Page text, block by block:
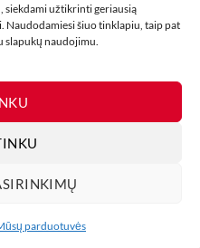
siekdami užtikrinti geriausią
šiuo tinklapiu, taip pat
slapukų naudojimu.
parduotuvės
TINKLARAŠTIS